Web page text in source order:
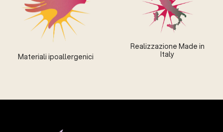
Materiali ipoallergenici
Realizzazione Made in
Italy